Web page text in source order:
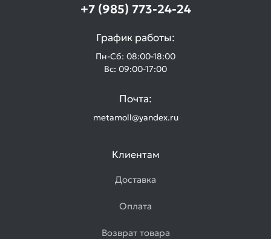
+7 (985) 773-24-24
График работы:
Пн-Сб: 08:00-18:00
Вс: 09:00-17:00
Почта:
metamoll@yandex.ru
Клиентам
Доставка
Оплата
Возврат товара